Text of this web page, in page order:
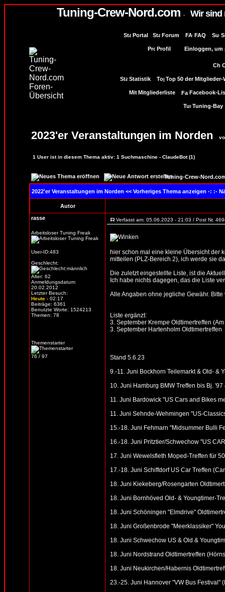
Tuning-Crew-Nord.com - Wir sind
Portal Forum FAQ
Profil Einloggen, um
Statistik Top 50 der Mitglieder-
Mitgliederliste Facebook-
Tuning-Bay
2023'er Veranstaltungen im Norden
1 User ist in diesem Thema aktiv: 1 Suchmaschine - ClaudeBot (1)
Tuning-Crew-
2022'er Veranstaltungen im Norden << Vorheriges Thema anzeigen -: :-
Autor
rasse
Arbeitsloser Tuning Freak
User-ID:483
Geschlecht:
Alter: 62
Anmeldungsdatum:
20.02.2012
Letzter Besuch:
Heute - 02:17
Beiträge: 6361
Benutzte Worte: 1524213
Themen: 78
Themenstarter
76 / 97
Verfasst am: 05.06.2023 - 21:03 / Post Nr.
hier schon mal eine kleine Übersicht der
mitteilen (PLZ-Bereich 2), ich werde sie
Die zuletzt eingestellte Liste, ist die
Ich habe nichts dagegen, das die Liste
Alle Angaben ohne jegliche Gewähr.
Liste ergänzt:
3. September Krempe Oldtimertreffen
3. September Hartenholm Oldtimertreffen
Stand 5.6.23
9.-11. Juni Bockhorn Teilemarkt & Old- &
10. Juni Hamburg BMW Treffen bis Bj.
11. Juni Bardowick "US Cars and Bikes
11. Juni Sehnde-Wehmingen "US-
15.-18. Juni Fehmarn "Midsummer Bulli
16.-18. Juni Pritztier/Schwechow "US
17. Juni Wewelsfleth Moped-Treffen für
17.-18. Juni Schiffdorf US Car Treffen
18. Juni Kiekeberg/Rosengarten
18. Juni Bornhöved Old- & Youngtimer-
18. Juni Schöningen "Elmdrive"
18. Juni Großenbrode "Meerklassiker"
18. Juni Schwechow US & Old &
18. Juni Nordstrand Oldtimertreffen
18. Juni Neukirchen/Habernis
23.-25. Juni Hannover "VW Bus Festival"